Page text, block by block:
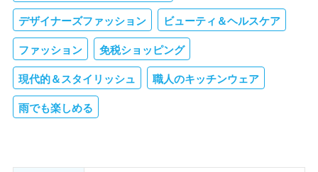
デザイナーズファッション ビューティ＆ヘルスケア
ファッション 免税ショッピング
現代的＆スタイリッシュ 職人のキッチンウェア
雨でも楽しめる